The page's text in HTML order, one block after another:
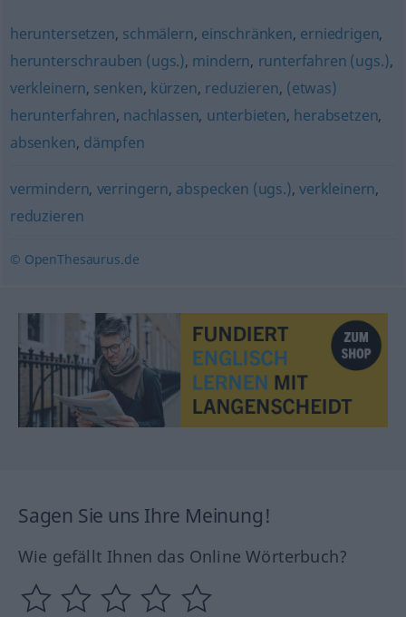
heruntersetzen, schmälern, einschränken, erniedrigen,
herunterschrauben (ugs.), mindern, runterfahren (ugs.),
verkleinern, senken, kürzen, reduzieren, (etwas)
herunterfahren, nachlassen, unterbieten, herabsetzen,
absenken, dämpfen
vermindern, verringern, abspecken (ugs.),verkleinern,
reduzieren
© OpenThesaurus.de
Sagen Sie uns Ihre Meinung!
Wie gefällt Ihnen das Online Wörterbuch?